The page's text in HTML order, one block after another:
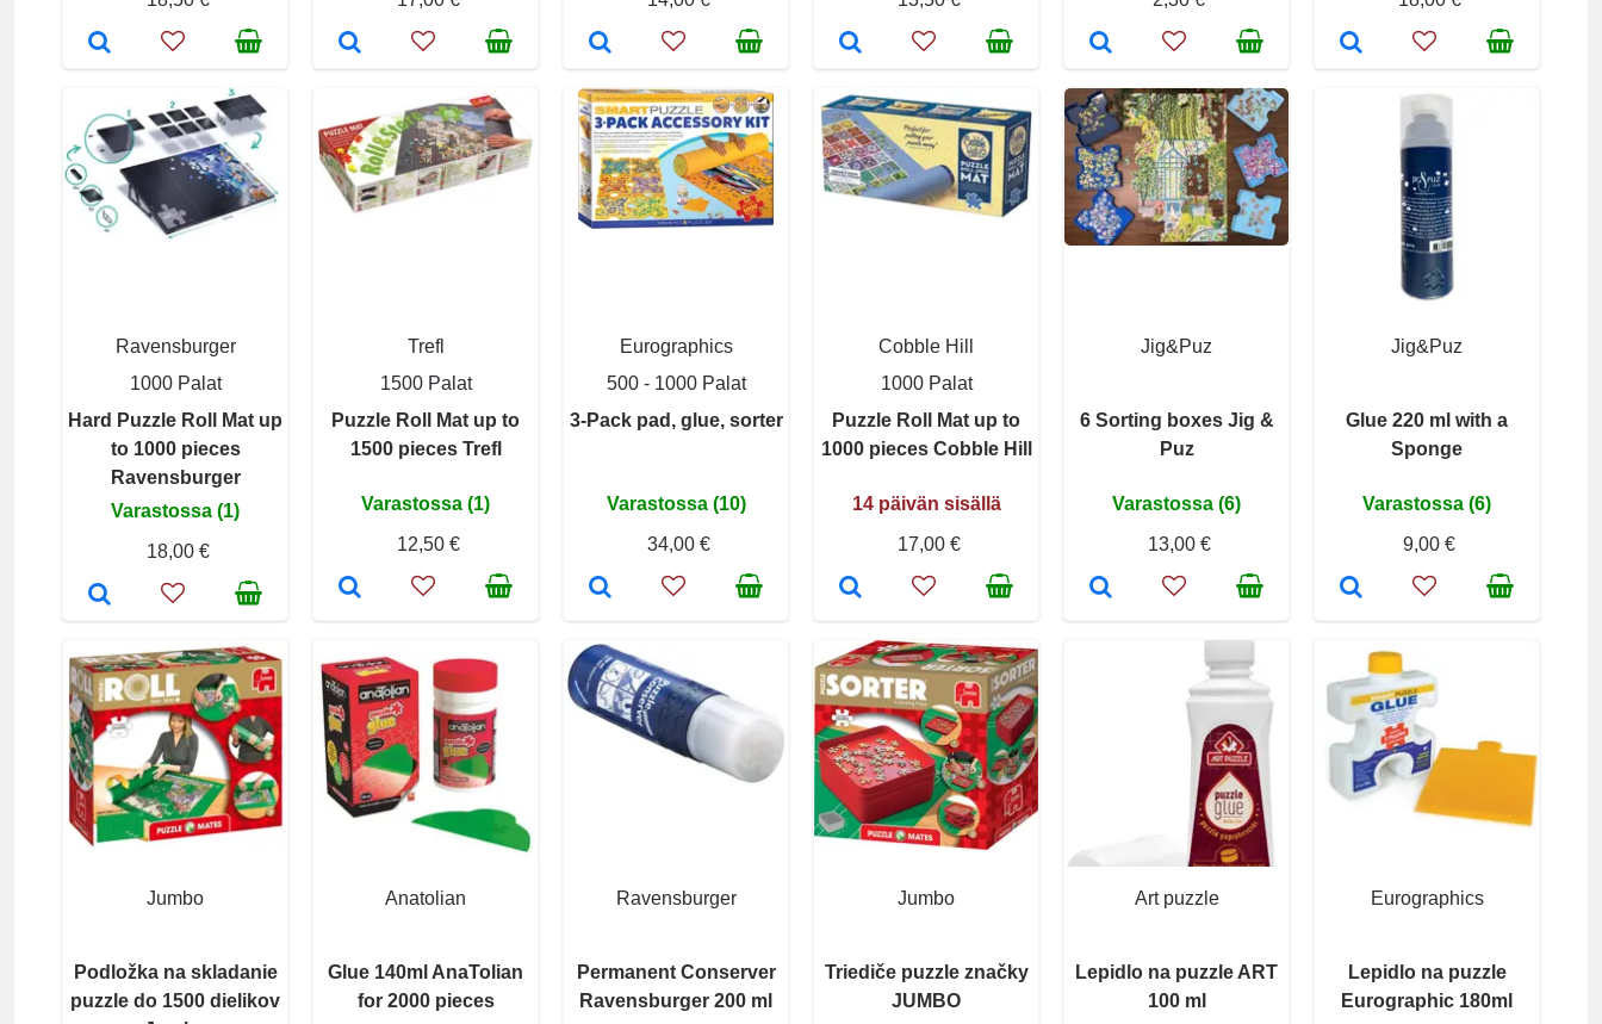
Ravensburger
1000 Palat
Hard Puzzle Roll Mat up
to 1000 pieces
Ravensburger
Varastossa (1)
18,00 €
Trefl
1500 Palat
Puzzle Roll Mat up to
1500 pieces Trefl
Varastossa (1)
12,50 €
Eurographics
500 - 1000 Palat
3-Pack pad, glue, sorter
Varastossa (10)
34,00 €
Cobble Hill
1000 Palat
Puzzle Roll Mat up to
1000 pieces Cobble Hill
14 päivän sisällä
17,00 €
Jig&Puz
6 Sorting boxes Jig &
Puz
Varastossa (6)
13,00 €
Jig&Puz
Glue 220 ml with a
Sponge
Varastossa (6)
9,00 €
Jumbo
Podložka na skladanie
puzzle do 1500 dielikov
Anatolian
Glue 140ml AnaTolian
for 2000 pieces
Ravensburger
Permanent Conserver
Ravensburger 200 ml
Jumbo
Triediče puzzle značky
JUMBO
Art puzzle
Lepidlo na puzzle ART
100 ml
Eurographics
Lepidlo na puzzle
Eurographic 180ml